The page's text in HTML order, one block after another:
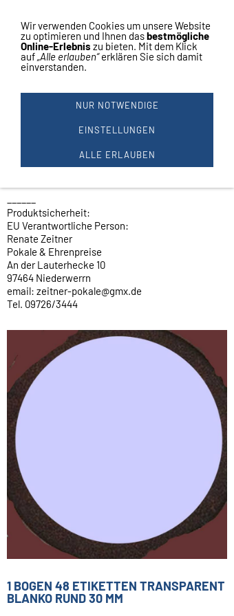
Navigation einblenden
Runde Etiketten
Sonderpreis bei gleichzeitiger Medaillen
Bestellung.
Produktsicherheit:
EU Verantwortliche Person:
Renate Zeitner
Pokale & Ehrenpreise
An der Lauterhecke 10
97464 Niederwerrn
email: zeitner-pokale@gmx.de
Tel. 09726/3444
1 BOGEN 48 ETIKETTEN TRANSPARENT
BLANKO RUND 30 MM
Wir verwenden Cookies um unsere Website
zu optimieren und Ihnen dasbestmögliche
Online-Erlebnis zu bieten. Mit dem Klick
auf„Alle erlauben“erklären Sie sich damit
einverstanden.
NUR NOTWENDIGE
EINSTELLUNGEN
ALLE ERLAUBEN